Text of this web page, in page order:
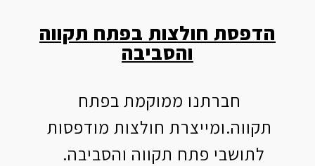
הדפסת חולצות בפתח תקווה
והסביבה
חברתנו ממוקמת בפתח
תקווה.ומייצרת חולצות מודפסות
לתושבי פתח תקווה והסביבה.